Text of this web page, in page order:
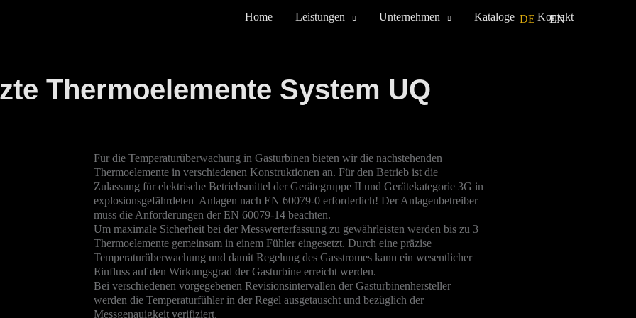
DE EN
Home Leistungen Unternehmen Kataloge Kontakt
Thermoelemente System UQ
Für die Temperaturüberwachung in Gasturbinen bieten wir die nachstehenden
Thermoelemente in verschiedenen Konstruktionen an. Für den Betrieb ist die
Zulassung für elektrische Betriebsmittel der Gerätegruppe II und Gerätekategorie 3G in
explosionsgefährdeten Anlagen nach EN 60079-0 erforderlich! Der Anlagenbetreiber
muss die Anforderungen der EN 60079-14 beachten.
Um maximale Sicherheit bei der Messwerterfassung zu gewährleisten werden bis zu 3
Thermoelemente gemeinsam in einem Fühler eingesetzt. Durch eine präzise
Temperaturüberwachung und damit Regelung des Gasstromes kann ein wesentlicher
Einfluss auf den Wirkungsgrad der Gasturbine erreicht werden.
Bei verschiedenen vorgegebenen Revisionsintervallen der Gasturbinenhersteller
werden die Temperaturfühler in der Regel ausgetauscht und bezüglich der
Messgenauigkeit verifiziert.